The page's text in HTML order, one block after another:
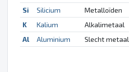
Si
Silicium Metalloïden
K
Kalium Alkalimetaal
Al
Aluminium Slecht metaal